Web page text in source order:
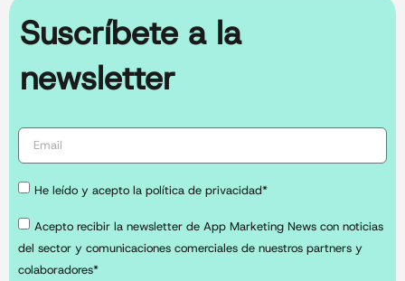
Suscríbete a la
newsletter
He leído y acepto la política de privacidad*
Acepto recibir la newsletter de App Marketing News con noticias
del sector y comunicaciones comerciales de nuestros partners y
colaboradores*